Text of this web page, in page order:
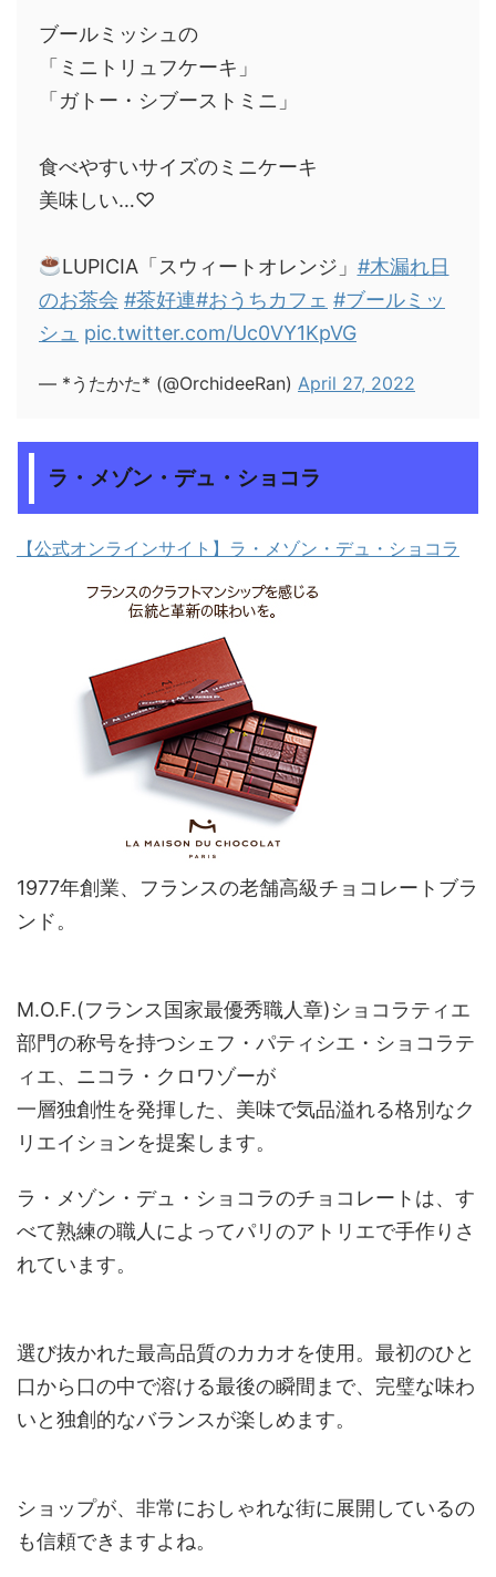
ブールミッシュの
「ミニトリュフケーキ」
「ガトー・シブーストミニ」
食べやすいサイズのミニケーキ
美味しい…♡
LUPICIA「スウィートオレンジ」 #木漏れ日
のお茶会 #茶好連#おうちカフェ #ブールミッ
シュ pic.twitter.com/Uc0VY1KpVG
— *うたかた* (@OrchideeRan) April 27, 2022
ラ・メゾン・デュ・ショコラ
【公式オンラインサイト】ラ・メゾン・デュ・ショコラ
1977年創業、フランスの老舗高級チョコレートブラ
ンド。
M.O.F.(フランス国家最優秀職人章)ショコラティエ
部門の称号を持つシェフ・パティシエ・ショコラテ
ィエ、ニコラ・クロワゾーが
一層独創性を発揮した、美味で気品溢れる格別なク
リエイションを提案します。
ラ・メゾン・デュ・ショコラのチョコレートは、す
べて熟練の職人によってパリのアトリエで手作りさ
れています。
選び抜かれた最高品質のカカオを使用。最初のひと
口から口の中で溶ける最後の瞬間まで、完璧な味わ
いと独創的なバランスが楽しめます。
ショップが、非常におしゃれな街に展開しているの
も信頼できますよね。